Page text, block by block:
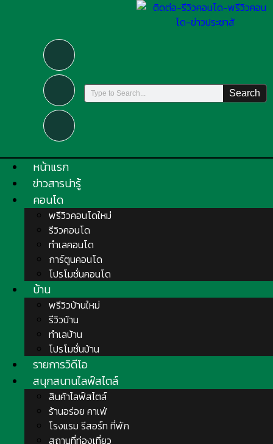
Search
หน้าแรก
ข่าวสารน่ารู้
คอนโด
พรีวิวคอนโดใหม่
รีวิวคอนโด
ทำเลคอนโด
การ์ตูนคอนโด
โปรโมชั่นคอนโด
บ้าน
พรีวิวบ้านใหม่
รีวิวบ้าน
ทำเลบ้าน
โปรโมชั่นบ้าน
รายการวิดีโอ
สนุกสนานไลฟ์สไตล์
สินค้าไลฟ์สไตล์
ร้านอร่อย คาเฟ่
โรงแรม รีสอร์ท ที่พัก
สถานที่ท่องเที่ยว